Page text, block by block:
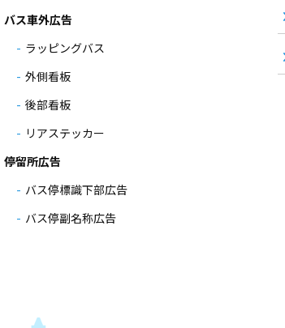
バス車外広告
ラッピングバス
外側看板
後部看板
リアステッカー
停留所広告
バス停標識下部広告
バス停副名称広告